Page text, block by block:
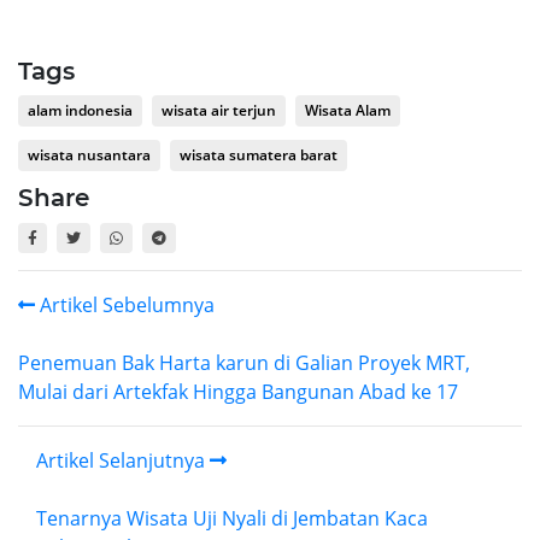
Tags
alam indonesia wisata air terjun Wisata Alam
wisata nusantara wisata sumatera barat
Share
Artikel Sebelumnya
Penemuan Bak Harta karun di Galian Proyek MRT,
Mulai dari Artekfak Hingga Bangunan Abad ke 17
Artikel Selanjutnya
Tenarnya Wisata Uji Nyali di Jembatan Kaca